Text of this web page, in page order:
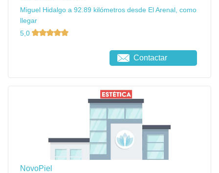
Miguel Hidalgo a 92.89 kilómetros desde El Arenal, como
llegar
5,0
Contactar
NovoPiel